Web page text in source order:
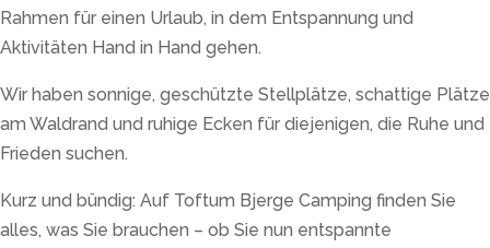
Rahmen für einen Urlaub, in dem Entspannung und
Aktivitäten Hand in Hand gehen.
Wir haben sonnige, geschützte Stellplätze, schattige Plätze
am Waldrand und ruhige Ecken für diejenigen, die Ruhe und
Frieden suchen.
Kurz und bündig: Auf Toftum Bjerge Camping finden Sie
alles, was Sie brauchen – ob Sie nun entspannte